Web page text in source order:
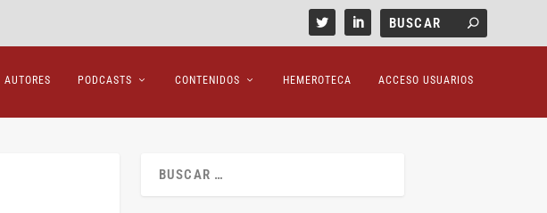
AUTORES PODCASTS CONTENIDOS HEMEROTECA ACCESO USUARIOS